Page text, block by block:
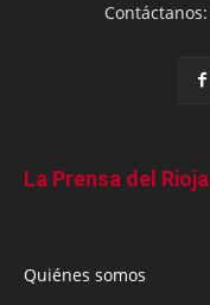
Contáctanos:
La Prensa del Rioja
Quiénes somos